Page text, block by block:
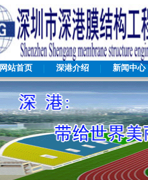
网站首页 深港介绍 新闻中心